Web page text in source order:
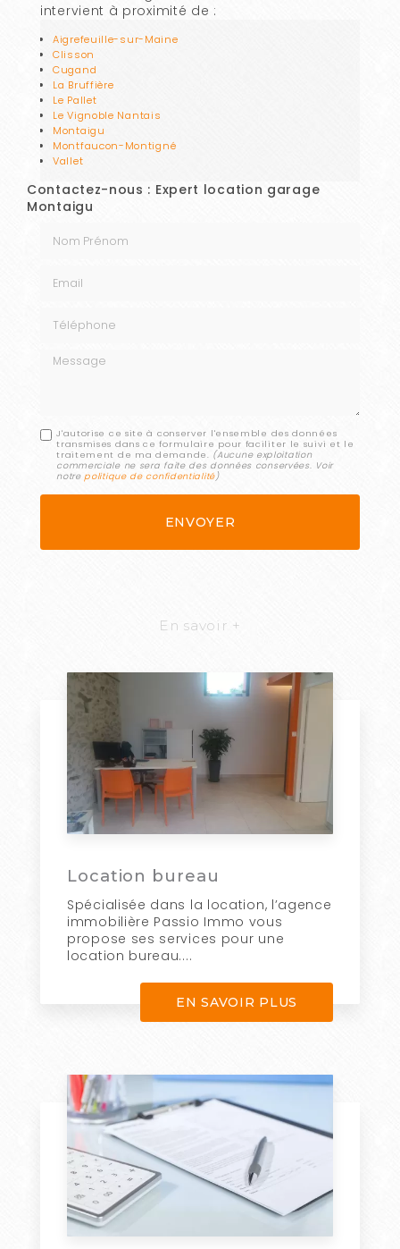
intervient à proximité de :
Aigrefeuille-sur-Maine
Clisson
Cugand
La Bruffière
Le Pallet
Le Vignoble Nantais
Montaigu
Montfaucon-Montigné
Vallet
Contactez-nous : Expert location garage
Montaigu
Message
J'autorise ce site à conserver l'ensemble des données
transmises dans ce formulaire pour faciliter le suivi et le
traitement de ma demande. (Aucune exploitation
commerciale ne sera faite des données conservées. Voir
notrepolitique de confidentialité)
En savoir +
Location bureau
Spécialisée dans la location, l’agence
immobilière Passio Immo vous
propose ses services pour une
location bureau....
EN SAVOIR PLUS